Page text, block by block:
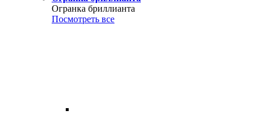
Огранка бриллианта
Посмотреть все